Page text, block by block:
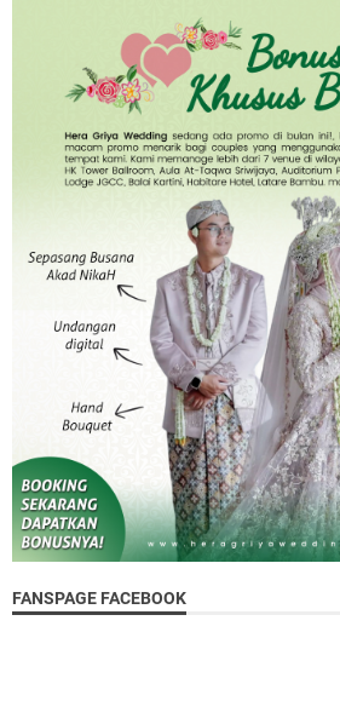
FANSPAGE FACEBOOK